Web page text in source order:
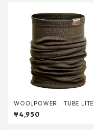
WOOLPOWER TUBE LITE
¥4,950